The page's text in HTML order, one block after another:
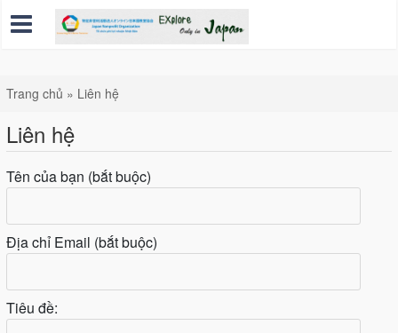
Trang chủ » Liên hệ
Liên hệ
Tên của bạn (bắt buộc)
Địa chỉ Email (bắt buộc)
Tiêu đề: